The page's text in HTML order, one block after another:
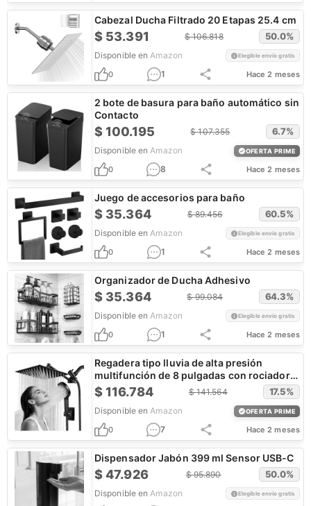
Cabezal Ducha Filtrado 20 Etapas 25.4 cm
$ 53.391 $106.818 50.0%
Disponible en Amazon Elegible envío gratis
0 1 Hace 2 meses
2 bote de basura para baño automático sin
Contacto
$100.195 $107.355 6.7%
Disponible en Amazon OFERTA PRIME
0 8 Hace 2 meses
Juego de accesorios para baño
$ 35.364 $89.456 60.5%
Disponible en Amazon Elegible envío gratis
0 1 Hace 2 meses
Organizador de Ducha Adhesivo
$ 35.364 $99.084 64.3%
Disponible en Amazon Elegible envío gratis
0 1 Hace 2 meses
Regadera tipo lluvia de alta presión
multifunción de 8 pulgadas con rociador
de mano
$116.784 $141.564 17.5%
Disponible en Amazon OFERTA PRIME
0 7 Hace 2 meses
Dispensador Jabón 399 ml Sensor USB-C
$47.926 $95.890 50.0%
Disponible en Amazon Elegible envío gratis